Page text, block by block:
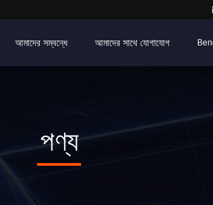
আমাদের সম্বন্ধে আমাদের সাথে যোগাযোগ
পণ্য